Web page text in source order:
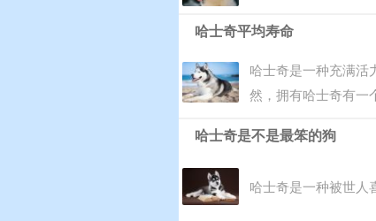
哈士奇平均寿命
哈士奇是一种充满活
然，拥有哈士奇有一
哈士奇是不是最笨的狗
哈士奇是一种被世人